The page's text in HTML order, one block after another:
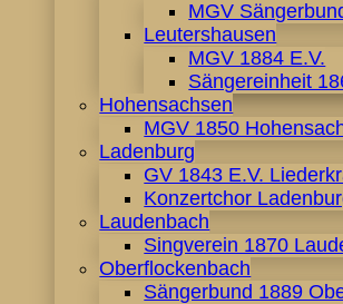
MGV
Leutershausen
MGV 1884 E.V.
Sängereinheit
Hohensachsen
MGV 1850
Ladenburg
GV 1843 E.V.
Konzertchor
Laudenbach
Singverein 1870
Oberflockenbach
Sängerbund 1889